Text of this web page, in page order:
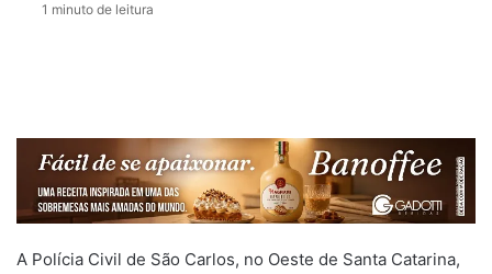
1 minuto de leitura
A Polícia Civil de São Carlos, no Oeste de Santa Catarina,